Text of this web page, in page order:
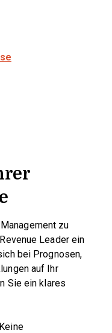
zu
Leader ein
bei Prognosen,
auf Ihr
Sie ein klares